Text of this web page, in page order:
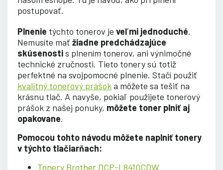
postupovať.
Plnenie týchto tonerov je veľmi jednoduché.
Nemusíte maťžiadne predchádzajúce
skúsenostis plnením tonerov, ani výnimočné
technické zručnosti. Tieto tonery sú totiž
perfektné na svojpomocné plnenie. Stačí použiť
kvalitný tonerový prášoka môžete sa tešiť na
krásnu tlač. A navyše, pokiaľ použijete tonerový
prášok z našej ponuky, môžete toner plniť aj
opakovane.
Pomocou tohto návodu môžete naplniť tonery
v týchto tlačiarňach:
Tonery Brother DCP-L8410CDW